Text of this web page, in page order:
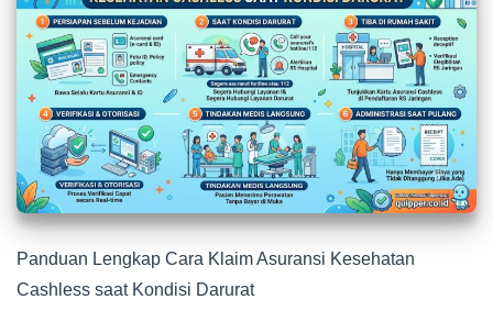
Panduan Lengkap Cara Klaim Asuransi Kesehatan
Cashless saat Kondisi Darurat